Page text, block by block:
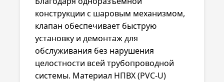
конструкции с шаровым механизмом,
клапан обеспечивает быструю
установку и демонтаж для
обслуживания без нарушения
целостности всей трубопроводной
системы. Материал НПВХ (PVC-U)